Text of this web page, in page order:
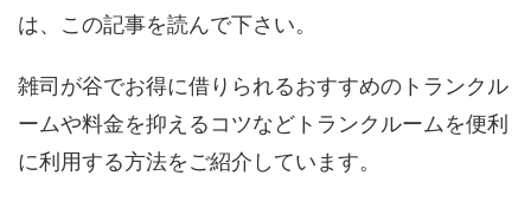
は、この記事を読んで下さい。
雑司が谷でお得に借りられるおすすめのトランクル
ームや料金を抑えるコツなどトランクルームを便利
に利用する方法をご紹介しています。